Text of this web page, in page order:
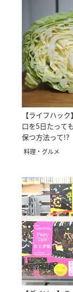
【ライフハッ
口を5日たって
保つ方法って!?
料理・グルメ